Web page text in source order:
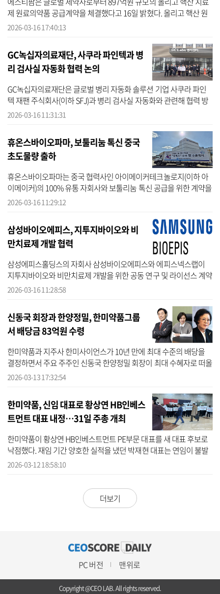
제 원료의약품 공급계약을 체결했다고 16일 밝혔다. 올리고 핵산 원
료 단일 계약으로는 역대 최대 규모다. 해당 원료의약품은 글로벌 시
2026-03-16 17:40:13
GC녹십자의료재단, 사쿠라 파인텍과 병
리 검사실 자동화 협력 논의
GC녹십자의료재단은 글로벌 병리 자동화 솔루션 기업 사쿠라 파인
텍 재팬 주식회사(이하 SFJ)과 병리 검사실 자동화와 관련해 협력 방
안을 논의했다고 16일 밝혔다. 앞서 GC녹십자의료재단은 지난 1월
2026-03-16 11:31:31
휴온스바이오파마, 보툴리눔 톡신 중국
초도물량 출하
휴온스바이오파마는 중국 협력사인 아이메이커테크놀로지(이하 아
이메이커)의 100% 유통 자회사와 보툴리눔 톡신 공급을 위한 계약을
맺고 1차 물량을 출하했다고 16일 밝혔다. 휴톡스는 보툴리눔 톡신
2026-03-16 11:29:12
삼성바이오에피스, 지투지바이오와 비
만치료제 개발 협력
삼성에피스홀딩스의 자회사 삼성바이오에피스와 에피스넥스랩이
지투지바이오와 비만치료제 개발을 위한 공동 연구 및 라이선스 계약
을 체결했다고 16일 밝혔다. 이는 바이오의약품 개발사 삼성바이오
2026-03-16 11:28:58
신동국 회장과 한양정밀, 한미약품그룹
서 배당금 83억원 수령
한미약품과 지주사 한미사이언스가 10년 만에 최대 수준의 배당을
결정하면서 주요 주주인 신동국 한양정밀 회장이 최대 수혜자로 떠올
랐다. 신 회장과 신 회장의 개인회사인 한양정밀이 받는 배당금은 송
2026-03-13 17:32:54
한미약품, 신임 대표로 황상연 HB인베스
트먼트 대표 내정…31일 주총 개최
한미약품이 황상연 HB인베스트먼트 PE부문 대표를 새 대표 후보로
낙점했다. 재임 기간 양호한 실적을 냈던 박재현 대표는 연임이 불발
됐다. 업계에서는 이번 인사를 두고 송영숙 한미약품그룹 회장과 신
2026-03-12 18:58:10
더보기
PC 버전 맨위로
Copyright @CEO LAB. All rights reserved.